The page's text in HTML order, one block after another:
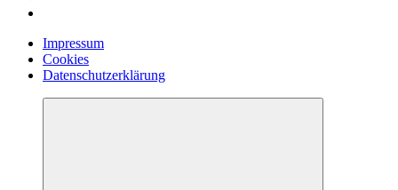
Impressum
Cookies
Datenschutzerklärung